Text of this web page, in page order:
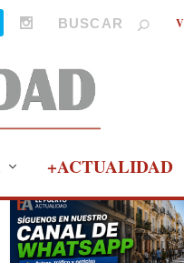
+ACTUALIDAD
PUBLICIDAD